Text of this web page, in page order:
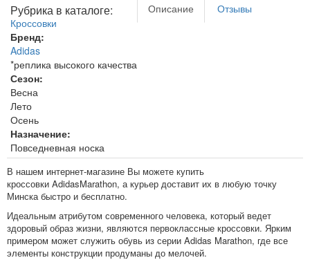
Рубрика в каталоге:
Кроссовки
Бренд:
Adidas
*реплика высокого качества
Сезон:
Весна
Лето
Осень
Назначение:
Повседневная носка
Описание Отзывы
В нашем интернет-магазине Вы можете купить
кроссовки AdidasMarathon, а курьер доставит их в любую точку
Минска быстро и бесплатно.
Идеальным атрибутом современного человека, который ведет
здоровый образ жизни, являются первоклассные кроссовки. Ярким
примером может служить обувь из серии Adidas Marathon, где все
элементы конструкции продуманы до мелочей.